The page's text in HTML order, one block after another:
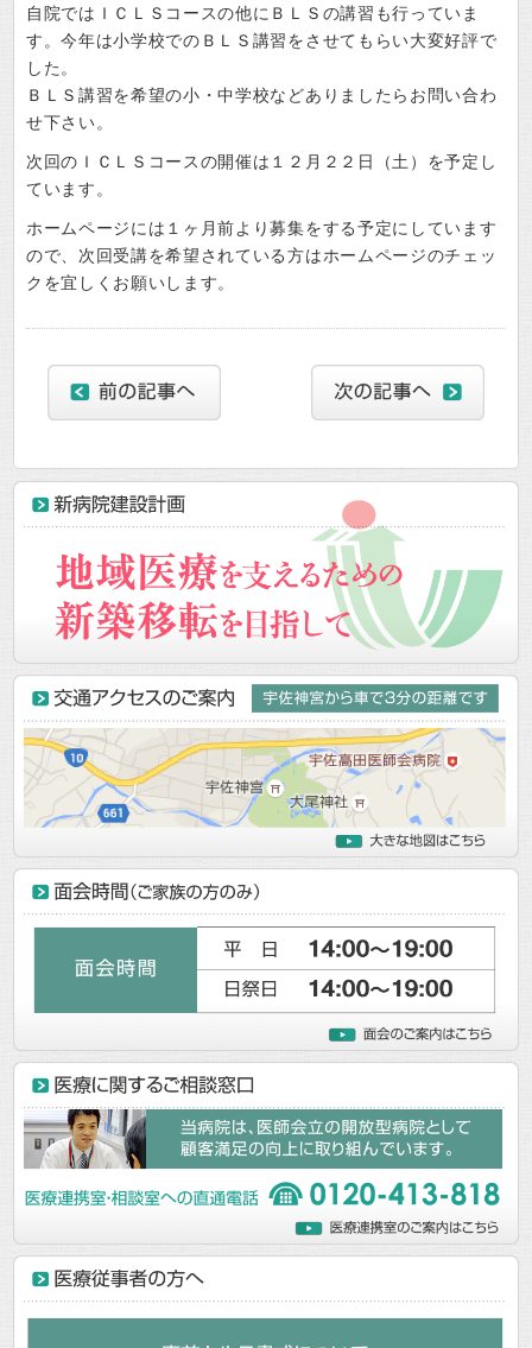
自院ではＩＣＬＳコースの他にＢＬＳの講習も行っていま
す。今年は小学校でのＢＬＳ講習をさせてもらい大変好評で
した。
ＢＬＳ講習を希望の小・中学校などありましたらお問い合わ
せ下さい。
次回のＩＣＬＳコースの開催は１２月２２日（土）を予定し
ています。
ホームページには１ヶ月前より募集をする予定にしています
ので、次回受講を希望されている方はホームページのチェッ
クを宜しくお願いします。